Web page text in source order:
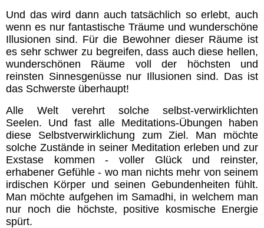
Und das wird dann auch tatsächlich so erlebt, auch
wenn es nur fantastische Träume und wunderschöne
Illusionen sind. Für die Bewohner dieser Räume ist
es sehr schwer zu begreifen, dass auch diese hellen,
wunderschönen Räume voll der höchsten und
reinsten Sinnesgenüsse nur Illusionen sind. Das ist
das Schwerste überhaupt!
Alle Welt verehrt solche selbst-verwirklichten
Seelen. Und fast alle Meditations-Übungen haben
diese Selbstverwirklichung zum Ziel. Man möchte
solche Zustände in seiner Meditation erleben und zur
Exstase kommen - voller Glück und reinster,
erhabener Gefühle - wo man nichts mehr von seinem
irdischen Körper und seinen Gebundenheiten fühlt.
Man möchte aufgehen im Samadhi, in welchem man
nur noch die höchste, positive kosmische Energie
spürt.